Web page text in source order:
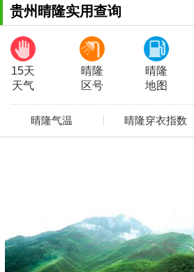
贵州晴隆实用查询
15天
天气
晴隆
区号
晴隆
地图
晴隆气温 晴隆穿衣指数